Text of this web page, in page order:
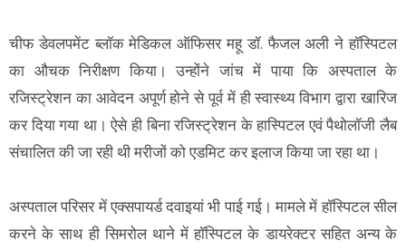
चीफ डेवलपमेंट ब्लॉक मेडिकल ऑफिसर महू डॉ. फैजल अली ने हॉस्पिटल
का औचक निरीक्षण किया। उन्होंने जांच में पाया कि अस्पताल के
रजिस्ट्रेशन का आवेदन अपूर्ण होने से पूर्व में ही स्वास्थ्य विभाग द्वारा खारिज
कर दिया गया था। ऐसे ही बिना रजिस्ट्रेशन के हास्पिटल एवं पैथोलॉजी लैब
संचालित की जा रही थी मरीजों को एडमिट कर इलाज किया जा रहा था।
अस्पताल परिसर में एक्सपायर्ड दवाइयां भी पाई गई। मामले में हॉस्पिटल सील
करने के साथ ही सिमरोल थाने में हॉस्पिटल के डायरेक्टर सहित अन्य के